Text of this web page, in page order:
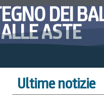
DEI
ALLE ASTE
Ultime notizie